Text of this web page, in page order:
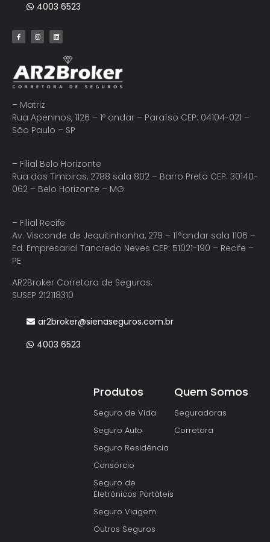
4003 6523
– Matriz
Rua Apeninos, 1126 – 1º andar – Paraíso CEP: 04104-021 –
São Paulo – SP
– Filial Belo Horizonte
Rua dos Timbiras, 2788 sala 802 – Barro Preto CEP: 30140-
062 – Belo Horizonte – MG
– Filial Recife
Av. Visconde de Jequitinhonha, 279 – 11°andar sala 1106 –
Ed. Empresarial Tancredo Neves CEP: 51021-190 – Recife –
PE
AR2Broker Corretora de Seguros:
SUSEP 212118310
ar2broker@sienaseguros.com.br
4003 6523
Produtos
Seguro de Vida
Seguro Auto
Seguro Residência
Consórcio
Seguro de
Eletrônicos Portáteis
Seguro Viagem
Outros Seguros
Quem Somos
Seguradoras
Corretora